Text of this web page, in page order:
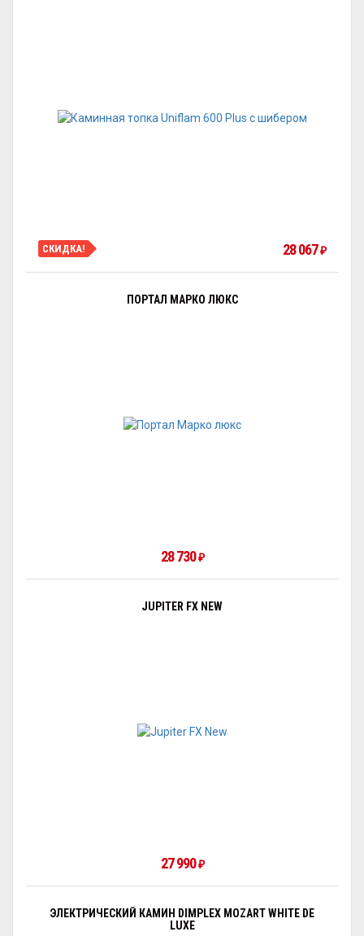
СКИДКА! 28 067₽
ПОРТАЛ МАРКО ЛЮКС
28 730₽
JUPITER FX NEW
27 990₽
ЭЛЕКТРИЧЕСКИЙ КАМИН DIMPLEX MOZART WHITE DE
LUXE